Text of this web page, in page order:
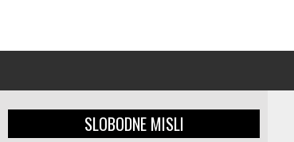
SLOBODNE MISLI